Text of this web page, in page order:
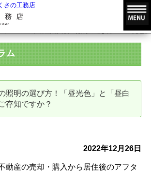
さの工務店
不動産購入後の照明の選び方！「昼光色
ム
照明の選び方！「昼光色」と「昼白
存知ですか？
2022年12月26日
動産の売却・購入から居住後のアフタ